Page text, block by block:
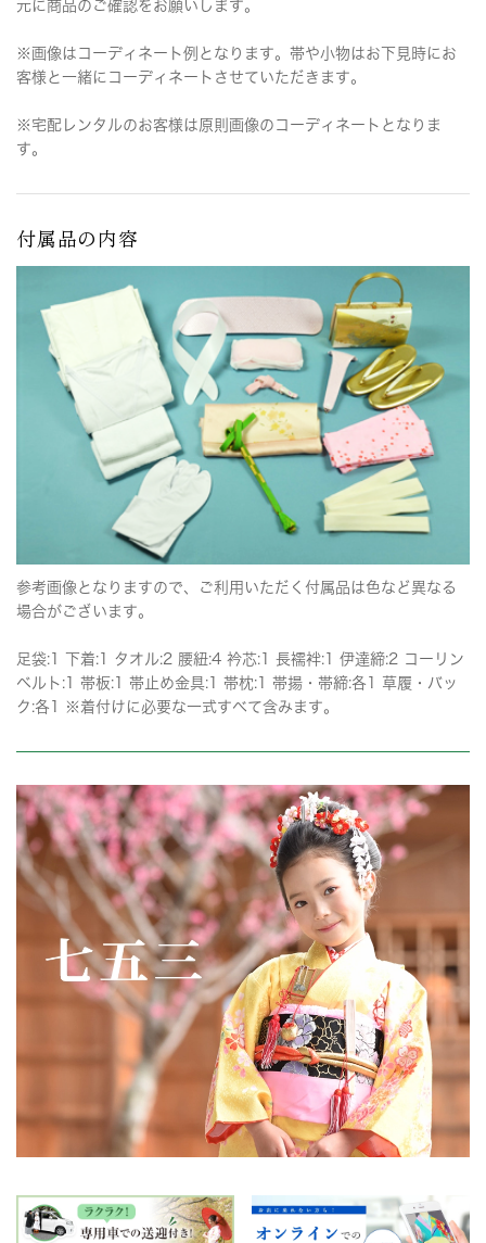
元に商品のご確認をお願いします。
※画像はコーディネート例となります。帯や小物はお下見時にお
客様と一緒にコーディネートさせていただきます。
※宅配レンタルのお客様は原則画像のコーディネートとなりま
す。
付属品の内容
参考画像となりますので、ご利用いただく付属品は色など異なる
場合がございます。
足袋:1 下着:1 タオル:2 腰紐:4 衿芯:1 長襦袢:1 伊達締:2 コーリン
ベルト:1 帯板:1 帯止め金具:1 帯枕:1 帯揚・帯締:各1 草履・バッ
ク:各1 ※着付けに必要な一式すべて含みます。